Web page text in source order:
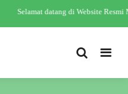
Selamat datang di Website Resmi